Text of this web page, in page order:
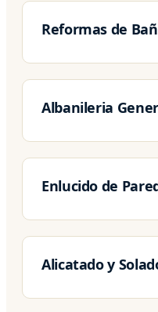
Reformas de
Albanileria
Enlucido de
Alicatado y